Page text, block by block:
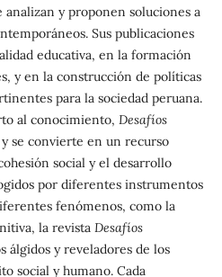
y proponen soluciones a
Sus publicaciones
educativa, en la formación
y en la construcción de políticas
para la sociedad peruana.
al conocimiento, Desafíos
se convierte en un recurso
social y el desarrollo
por diferentes instrumentos
fenómenos, como la
la revista Desafíos
álgidos y reveladores de los
social y humano. Cada